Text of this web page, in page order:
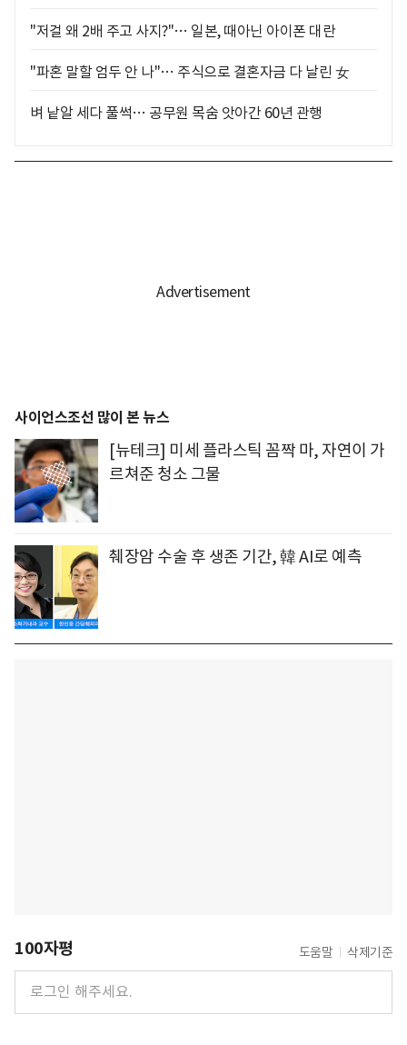
"저걸 왜 2배 주고 사지?"… 일본, 때아닌 아이폰 대란
"파혼 말할 엄두 안 나"… 주식으로 결혼자금 다 날린 女
벼 낱알 세다 풀썩… 공무원 목숨 앗아간 60년 관행
사이언스조선 많이 본 뉴스
[뉴테크] 미세 플라스틱 꼼짝 마, 자연이 가
르쳐준 청소 그물
췌장암 수술 후 생존 기간, 韓 AI로 예측
100자평 도움말 삭제기준